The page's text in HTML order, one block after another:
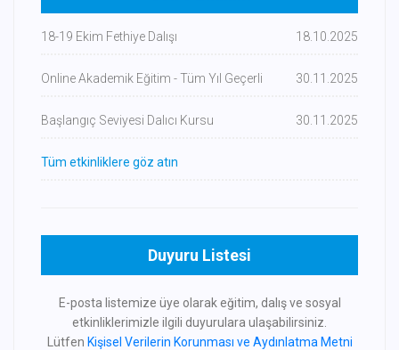
18-19 Ekim Fethiye Dalışı 18.10.2025
Online Akademik Eğitim - Tüm Yıl Geçerli 30.11.2025
Başlangıç Seviyesi Dalıcı Kursu 30.11.2025
Tüm etkinliklere göz atın
Duyuru Listesi
E-posta listemize üye olarak eğitim, dalış ve sosyal
etkinliklerimizle ilgili duyurulara ulaşabilirsiniz.
Lütfen Kişisel Verilerin Korunması ve Aydınlatma Metni